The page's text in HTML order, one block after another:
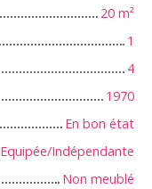
20 m²
1
4
1970
En bon état
Equipée/Indépendante
Non meublé